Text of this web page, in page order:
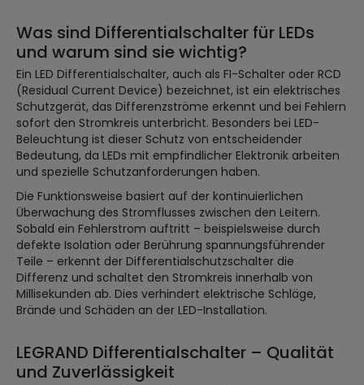
Was sind Differentialschalter für LEDs
und warum sind sie wichtig?
Ein LED Differentialschalter, auch als FI-Schalter oder RCD
(Residual Current Device) bezeichnet, ist ein elektrisches
Schutzgerät, das Differenzströme erkennt und bei Fehlern
sofort den Stromkreis unterbricht. Besonders bei LED-
Beleuchtung ist dieser Schutz von entscheidender
Bedeutung, da LEDs mit empfindlicher Elektronik arbeiten
und spezielle Schutzanforderungen haben.
Die Funktionsweise basiert auf der kontinuierlichen
Überwachung des Stromflusses zwischen den Leitern.
Sobald ein Fehlerstrom auftritt – beispielsweise durch
defekte Isolation oder Berührung spannungsführender
Teile – erkennt der Differentialschutzschalter die
Differenz und schaltet den Stromkreis innerhalb von
Millisekunden ab. Dies verhindert elektrische Schläge,
Brände und Schäden an der LED-Installation.
LEGRAND Differentialschalter – Qualität
und Zuverlässigkeit